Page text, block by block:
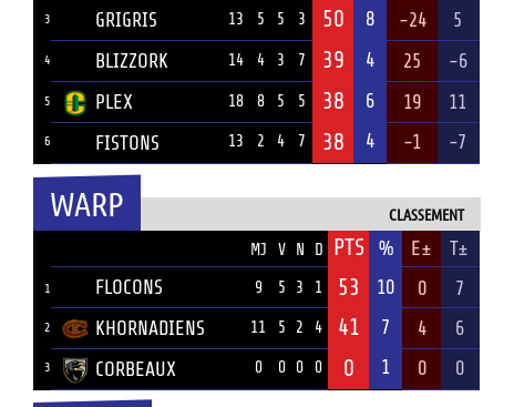
3 GRIGRIS 13 5 5 3 50 8 -24 5
4 BLIZZORK 14 4 3 7 39 4 25 -6
5 PLEX 18 8 5 5 38 6 19 11
6 FISTONS 13 2 4 7 38 4 -1 -7
CLASSEMENT
WARP
MJ V N D PTS % E± T±
1 FLOCONS 9 5 3 1 53 10 0 7
2 KHORNADIENS 11 5 2 4 41 7 4 6
3 CORBEAUX 0 0 0 0 0 1 0 0